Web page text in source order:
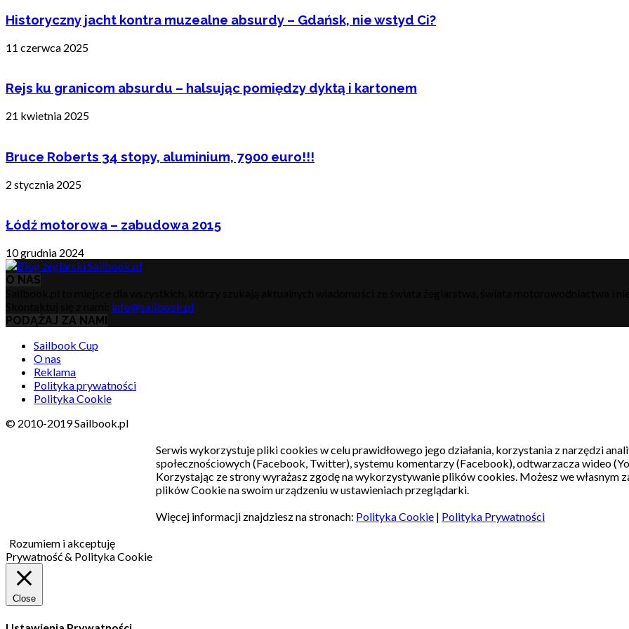
Historyczny jacht kontra muzealne absurdy – Gdańsk, nie wstyd Ci?
11 czerwca 2025
Rejs ku granicom absurdu – halsując pomiędzy dyktą i kartonem
21 kwietnia 2025
Bruce Roberts 34 stopy, aluminium, 7900 euro!!!
2 stycznia 2025
Łódź motorowa – zabudowa 2015
10 grudnia 2024
O NAS
info@sailbook.pl
PODĄŻAJ ZA NAMI
Sailbook Cup
O nas
Reklama
Polityka prywatności
Polityka Cookie
© 2010-2019 Sailbook.pl
Serwis wykorzystuje pliki cookies w celu prawidłowego jego działania, korzystania z narzędzi
społecznościowych (Facebook, Twitter), systemu komentarzy (Facebook), odtwarzacza wideo
Korzystając ze strony wyrażasz zgodę na wykorzystywanie plików cookies. Możesz we własnym
plików Cookie na swoim urządzeniu w ustawieniach przeglądarki.
Więcej informacji znajdziesz na stronach: Polityka Cookie | Polityka Prywatności
Rozumiem i akceptuję
Prywatność & Polityka Cookie
Close